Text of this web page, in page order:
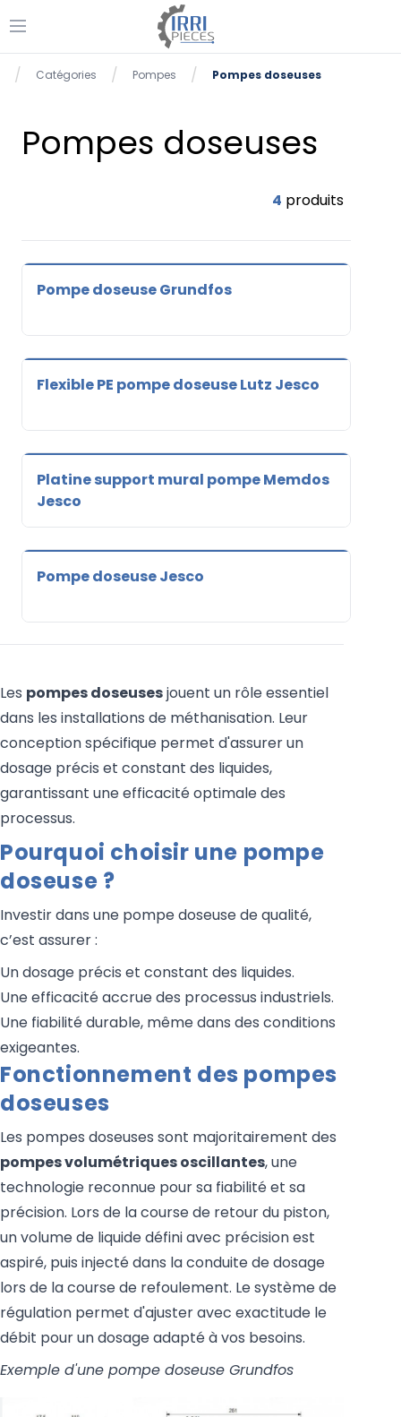
Ouvrir le menu
Accueil
/ Catégories / Pompes / Pompes doseuses
Pompes doseuses
4 produits
Pompe doseuse Grundfos
Flexible PE pompe doseuse Lutz Jesco
Platine support mural pompe Memdos
Jesco
Pompe doseuse Jesco
Les pompes doseusesjouent un rôle essentiel
dans les installations de méthanisation. Leur
conception spécifique permet d'assurer un
dosage précis et constant des liquides,
garantissant une efficacité optimale des
processus.
Pourquoi choisir une pompe
doseuse ?
Investir dans une pompe doseuse de qualité,
c’est assurer :
Un dosage précis et constant des liquides.
Une efficacité accrue des processus industriels.
Une fiabilité durable, même dans des conditions
exigeantes.
Fonctionnement des pompes
doseuses
Les pompes doseuses sont majoritairement des
pompes volumétriques oscillantes, une
technologie reconnue pour sa fiabilité et sa
précision. Lors de la course de retour du piston,
un volume de liquide défini avec précision est
aspiré, puis injecté dans la conduite de dosage
lors de la course de refoulement. Le système de
régulation permet d'ajuster avec exactitude le
débit pour un dosage adapté à vos besoins.
Exemple d'une pompe doseuse Grundfos